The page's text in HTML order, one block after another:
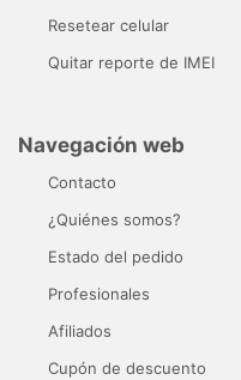
Resetear celular
Quitar reporte de IMEI
Navegación web
Contacto
¿Quiénes somos?
Estado del pedido
Profesionales
Afiliados
Cupón de descuento